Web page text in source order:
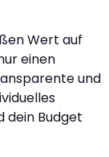
Wert auf
einen
und
dein Budget